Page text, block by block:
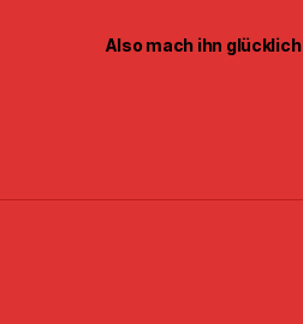
Also mach ihn glücklich